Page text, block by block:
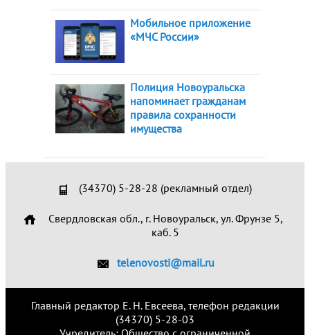
Мобильное приложение
«МЧС России»
Полиция Новоуральска
напоминает гражданам
правила сохранности
имущества
(34370) 5-28-28 (рекламный отдел)
Свердловская обл., г. Новоуральск, ул. Фрунзе 5,
каб. 5
telenovosti@mail.ru
Главный редактор Е. Н. Евсеева, телефон редакции
(34370) 5-28-03